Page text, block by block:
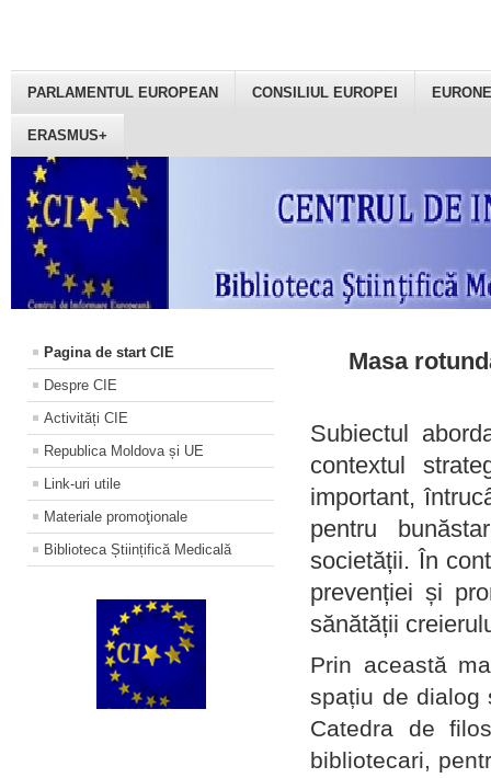
PARLAMENTUL EUROPEAN CONSILIUL EUROPEI
ERASMUS+
Pagina de start CIE
Despre CIE
Activități CIE
Republica Moldova și UE
Link-uri utile
Materiale promoţionale
Biblioteca Științifică Medicală
Masa
Subiectul
contextul
important,
pentru
societății. În
prevenției și
sănătății
Prin această
spațiu de dialog
Catedra de
bibliotecari,